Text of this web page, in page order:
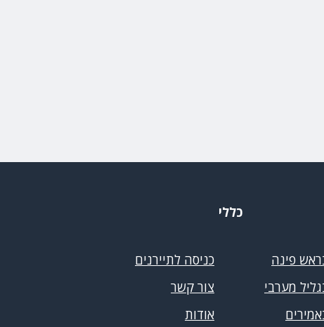
פינה
מערבי
כללי
כניסה לתיירנים
צור קשר
אודות